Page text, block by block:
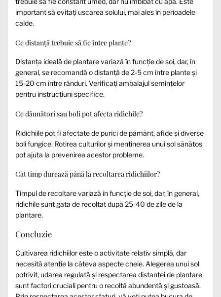
important să evitați uscarea solului, mai ales în perioadele
calde.
Ce distanță trebuie să fie între plante?
Distanța ideală de plantare variază în funcție de soi, dar, în
general, se recomandă o distanță de 2-5 cm între plante și
15-20 cm între rânduri. Verificați ambalajul semințelor
pentru instrucțiuni specifice.
Ce dăunători sau boli pot afecta ridichile?
Ridichiile pot fi afectate de purici de pământ, afide și diverse
boli fungice. Rotirea culturilor și menținerea unui sol sănătos
pot ajuta la prevenirea acestor probleme.
Cât timp durează până la recoltarea ridichiilor?
Timpul de recoltare variază în funcție de soi, dar, în general,
ridichile sunt gata de recoltat după 25-40 de zile de la
plantare.
Concluzie
Cultivarea ridichiilor este o activitate relativ simplă, dar
necesită atenție la câteva aspecte cheie. Alegerea unui sol
potrivit, udarea regulată și respectarea distanței de plantare
sunt factori cruciali pentru o recoltă abundentă și gustoasă.